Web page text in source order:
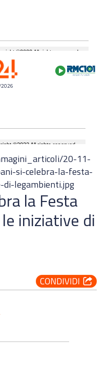
la Festa
iniziative di